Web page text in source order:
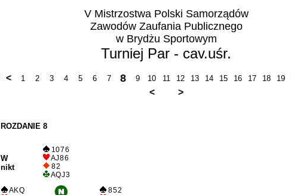
V Mistrzostwa Polski Samorządów
Zawodów Zaufania Publicznego
w Brydżu Sportowym
Turniej Par - cav.uśr.
< 1 2 3 4 5 6 7 8 9 10 11 12 13 14 15 16 17 18 19
<
>
ROZDANIE 8
W
nikt
10 7 6
A J 8 6
8 2
A Q J 3
A K Q
8 5 2